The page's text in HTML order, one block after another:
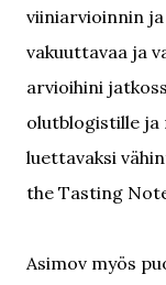
viiniarvioinnin
vakuuttavaa ja
arvioihini
olutblogistille ja
luettavaksi
the Tasting
Asimov myös